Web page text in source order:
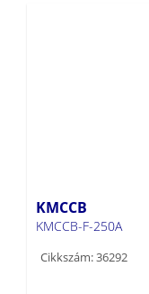
KMCCB
KMCCB-F-250A
Cikkszám: 36292